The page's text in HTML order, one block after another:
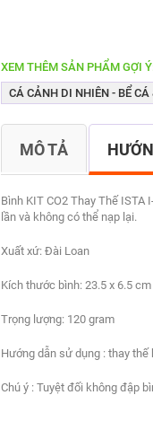
XEM THÊM SẢN PHẨM GỢI
CÁ CẢNH DI NHIÊN - BỂ CÁ
MÔ TẢ
Bình KIT CO2 Thay Thế ISTA
lần và không có thể nạp lại.
Xuất xứ: Đài Loan
Kích thước bình: 23.5 x 6.5 cm
Trọng lượng: 120 gram
Hướng dẫn sử dụng : thay
Chú ý : Tuyệt đối không đập